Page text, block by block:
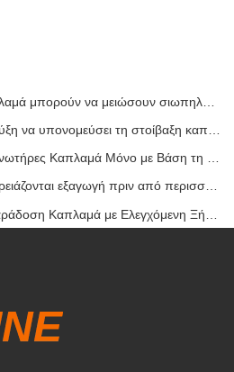
Οι ψυχροί μύλοι καπλαμά χρειάζονται εξαγωγή πριν από περισσότερη θερμότητα